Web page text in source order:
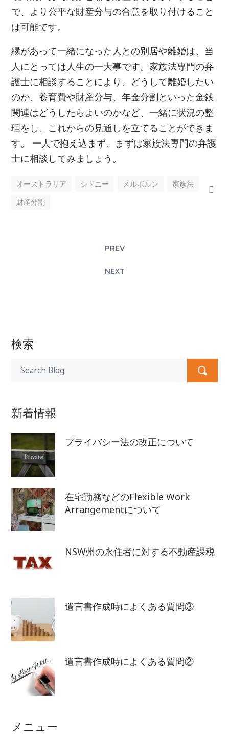
で、より公平な財産分与の合意を取り付けること
は可能です。
縁があって一緒になった人との別居や離婚は、当
人にとっては人生の一大事です。家族法専門の弁
護士に相談することにより、どうして離婚したい
のか、養育費や財産分与、年金分割といった金銭
関連はどうしたらよいのかなど、一緒に状況の整
理をし、これからの見通しを立てることができま
す。 一人で抱え込まず、まずは家族法専門の弁護
士に相談してみましょう。
オーストラリア シドニー メルボルン
家族法
財産分割
PREV
NEXT
検索
新着情報
プライバシー法の改正について
在宅勤務などのFlexible Work
Arrangementについて
NSW州の永住者に対する不動産課税
遺言書作成時によくある質問③
遺言書作成時によくある質問②
メニュー